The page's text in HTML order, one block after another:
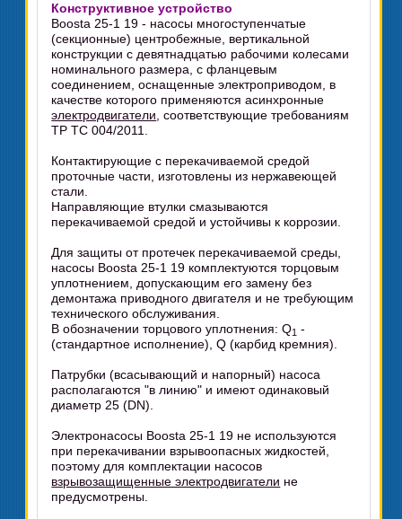
Конструктивное устройство
Boosta 25-1 19 - насосы многоступенчатые
(секционные) центробежные, вертикальной
конструкции с девятнадцатью рабочими колесами
номинального размера, с фланцевым
соединением, оснащенные электроприводом, в
качестве которого применяются асинхронные
электродвигатели , соответствующие требованиям
ТР ТС 004/2011.
Контактирующие с перекачиваемой средой
проточные части, изготовлены из нержавеющей
стали.
Направляющие втулки смазываются
перекачиваемой средой и устойчивы к коррозии.
Для защиты от протечек перекачиваемой среды,
насосы Boosta 25-1 19 комплектуются торцовым
уплотнением, допускающим его замену без
демонтажа приводного двигателя и не требующим
технического обслуживания.
В обозначении торцового уплотнения: Q1 -
(стандартное исполнение), Q (карбид кремния).
Патрубки (всасывающий и напорный) насоса
располагаются "в линию" и имеют одинаковый
диаметр 25 (DN).
Электронасосы Boosta 25-1 19 не используются
при перекачивании взрывоопасных жидкостей,
поэтому для комплектации насосов
взрывозащищенные электродвигатели не
предусмотрены.